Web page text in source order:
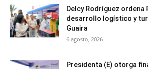
Delcy Rodríguez ordena
desarrollo logístico y
Guaira
6 agosto, 2026
Presidenta (E) otorga